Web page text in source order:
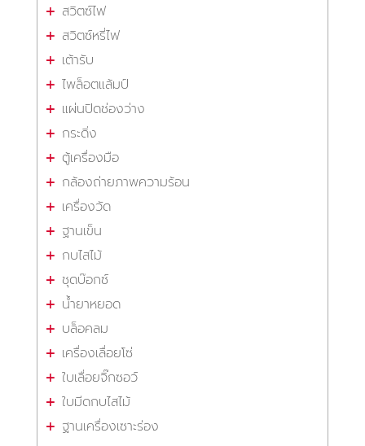
สวิตซ์ไฟ
สวิตซ์หรี่ไฟ
เต้ารับ
ไพล็อตแล้มป์
แผ่นปิดช่องว่าง
กระดิ่ง
ตู้เครื่องมือ
กล้องถ่ายภาพความร้อน
เครื่องวัด
ฐานเข็น
กบไสไม้
ชุดบ๊อกซ์
น้ำยาหยอด
บล็อคลม
เครื่องเลื่อยโซ่
ใบเลื่อยจิ๊กซอว์
ใบมีดกบไสไม้
ฐานเครื่องเซาะร่อง